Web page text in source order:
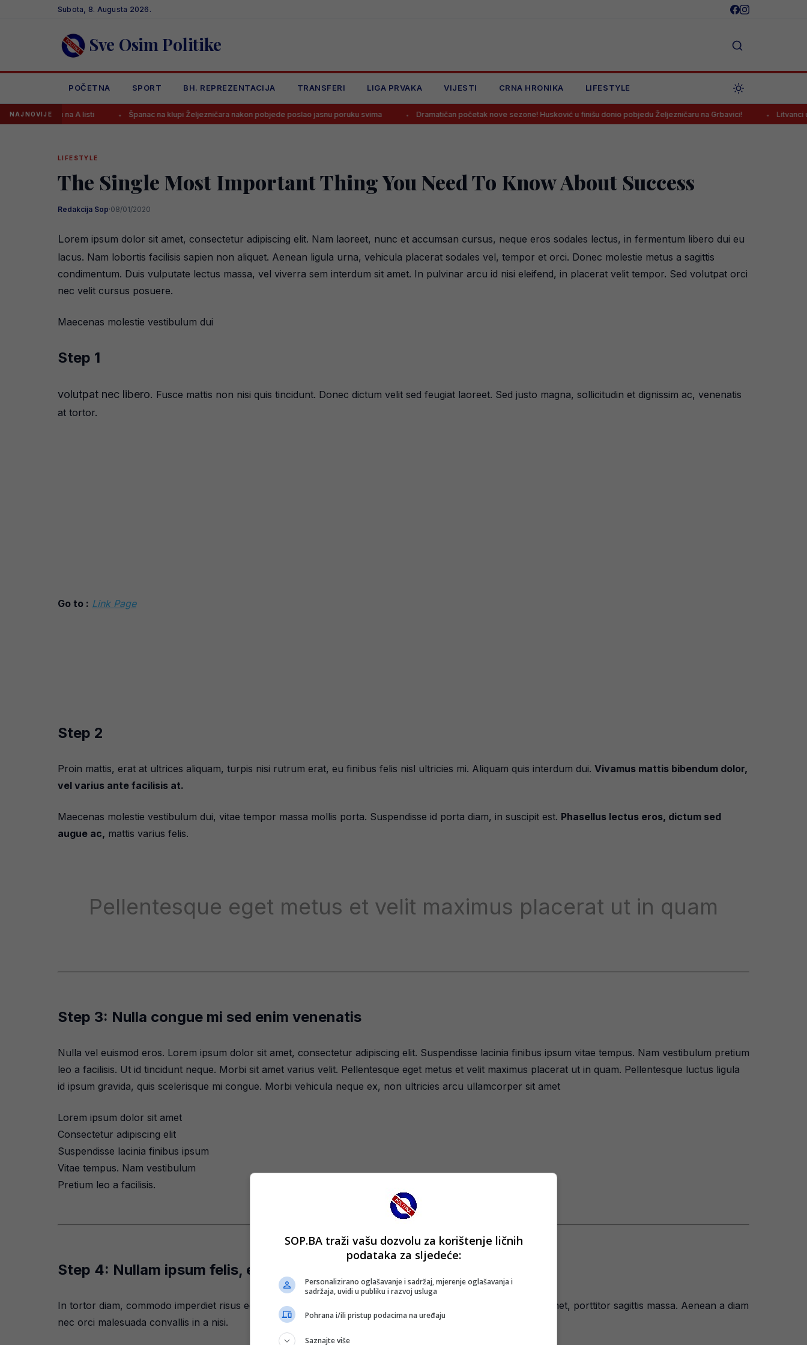
Subota, 8. Augusta 2026.
Sve Osim Politike
POČETNA SPORT BH. REPREZENTACIJA TRANSFERI LIGA PRVAKA VIJESTI CRNA HRONIKA LIFESTYLE
NAJNOVIJE
na A listi Španac na klupi Željezničara nakon pobjede poslao jasnu poruku svima Dramatičan početak nove sezone! Husković u finišu donio pobjedu Željezničaru na Grbavici! Litvanci u velikim
LIFESTYLE
The Single Most Important Thing You Need To Know About Success
Redakcija Sop·08/01/2020
Lorem ipsum dolor sit amet, consectetur adipiscing elit. Nam laoreet, nunc et accumsan cursus, neque eros sodales lectus, in fermentum libero dui eu
lacus. Nam lobortis facilisis sapien non aliquet. Aenean ligula urna, vehicula placerat sodales vel, tempor et orci. Donec molestie metus a sagittis
condimentum. Duis vulputate lectus massa, vel viverra sem interdum sit amet. In pulvinar arcu id nisi eleifend, in placerat velit tempor. Sed volutpat orci
nec velit cursus posuere.
Maecenas molestie vestibulum dui
Step 1
volutpat nec libero. Fusce mattis non nisi quis tincidunt. Donec dictum velit sed feugiat laoreet. Sed justo magna, sollicitudin et dignissim ac, venenatis
at tortor.
Go to : Link Page
Step 2
Proin mattis, erat at ultrices aliquam, turpis nisi rutrum erat, eu finibus felis nisl ultricies mi. Aliquam quis interdum dui. Vivamus mattis bibendum dolor,
vel varius ante facilisis at.
Maecenas molestie vestibulum dui, vitae tempor massa mollis porta. Suspendisse id porta diam, in suscipit est. Phasellus lectus eros, dictum sed
augue ac, mattis varius felis.
Pellentesque eget metus et velit maximus placerat ut in quam
Step 3: Nulla congue mi sed enim venenatis
Nulla vel euismod eros. Lorem ipsum dolor sit amet, consectetur adipiscing elit. Suspendisse lacinia finibus ipsum vitae tempus. Nam vestibulum pretium
leo a facilisis. Ut id tincidunt neque. Morbi sit amet varius velit. Pellentesque eget metus et velit maximus placerat ut in quam. Pellentesque luctus ligula
id ipsum gravida, quis scelerisque mi congue. Morbi vehicula neque ex, non ultricies arcu ullamcorper sit amet
Lorem ipsum dolor sit amet
Consectetur adipiscing elit
Suspendisse lacinia finibus ipsum
Vitae tempus. Nam vestibulum
Pretium leo a facilisis.
Step 4: Nullam ipsum felis, euismod bibendum
In tortor diam, commodo imperdiet risus eget, lacinia gravida ipsum. Etiam lorem sem, tempor vitae odio sit amet, porttitor sagittis massa. Aenean a diam
nec orci malesuada convallis in a nisi.
SOP.BA traži vašu dozvolu za korištenje ličnih
podataka za sljedeće:
Personalizirano oglašavanje i sadržaj, mjerenje oglašavanja i
sadržaja, uvidi u publiku i razvoj usluga
Pohrana i/ili pristup podacima na uređaju
Saznajte više